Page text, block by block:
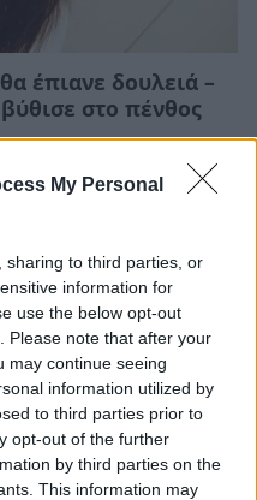
My Personal
sharing to third parties, or
information for
use the below opt-out
Please note that after your
may continue seeing
information utilized by
to third parties prior to
opt-out of the further
by third parties on the
This information may
έπιανε δουλειά –
στο πένθος